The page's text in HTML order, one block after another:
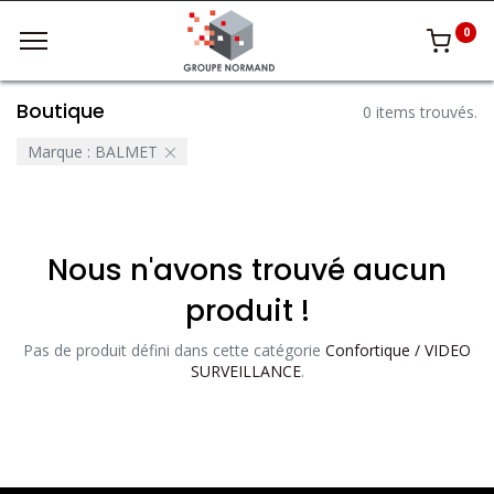
0
Boutique
0 items trouvés.
Marque : BALMET
Nous n'avons trouvé aucun
produit !
Pas de produit défini dans cette catégorie Confortique / VIDEO
SURVEILLANCE.